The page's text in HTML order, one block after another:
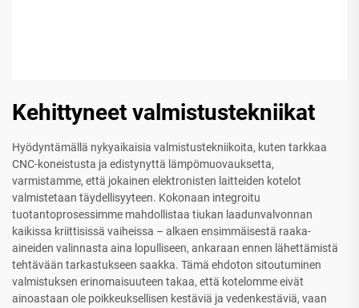
Kehittyneet valmistustekniikat
Hyödyntämällä nykyaikaisia valmistustekniikoita, kuten tarkkaa
CNC-koneistusta ja edistynyttä lämpömuovauksetta,
varmistamme, että jokainen elektronisten laitteiden kotelot
valmistetaan täydellisyyteen. Kokonaan integroitu
tuotantoprosessimme mahdollistaa tiukan laadunvalvonnan
kaikissa kriittisissä vaiheissa – alkaen ensimmäisestä raaka-
aineiden valinnasta aina lopulliseen, ankaraan ennen lähettämistä
tehtävään tarkastukseen saakka. Tämä ehdoton sitoutuminen
valmistuksen erinomaisuuteen takaa, että kotelomme eivät
ainoastaan ole poikkeuksellisen kestäviä ja vedenkestäviä, vaan